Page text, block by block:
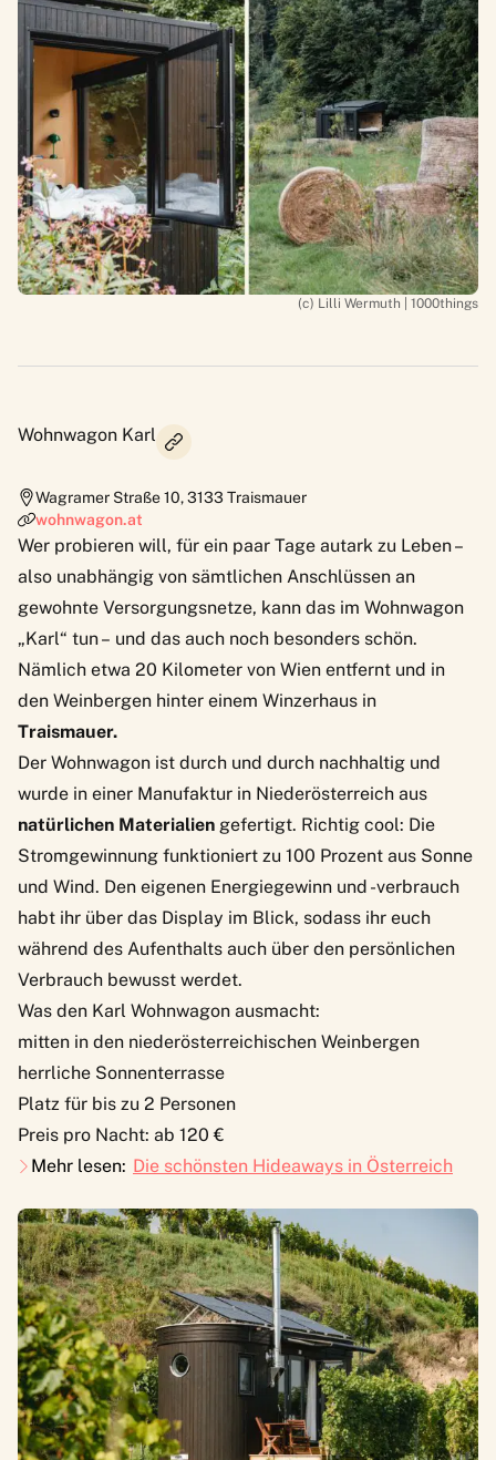
(c) Lilli Wermuth | 1000things
Wohnwagon Karl
Wagramer Straße 10,3133 Traismauer
wohnwagon.at
Wer probieren will, für ein paar Tage autark zu Leben –
also unabhängig von sämtlichen Anschlüssen an
gewohnte Versorgungsnetze, kann das im Wohnwagon
„Karl“ tun – und das auch noch besonders schön.
Nämlich etwa 20 Kilometer von Wien entfernt und in
den Weinbergen hinter einem Winzerhaus in
Traismauer.
Der Wohnwagon ist durch und durch nachhaltig und
wurde in einer Manufaktur in Niederösterreich aus
natürlichen Materialien gefertigt. Richtig cool: Die
Stromgewinnung funktioniert zu 100 Prozent aus Sonne
und Wind. Den eigenen Energiegewinn und -verbrauch
habt ihr über das Display im Blick, sodass ihr euch
während des Aufenthalts auch über den persönlichen
Verbrauch bewusst werdet.
Was den Karl Wohnwagon ausmacht:
mitten in den niederösterreichischen Weinbergen
herrliche Sonnenterrasse
Platz für bis zu 2 Personen
Preis pro Nacht: ab 120 €
Mehr lesen: Die schönsten Hideaways in Österreich